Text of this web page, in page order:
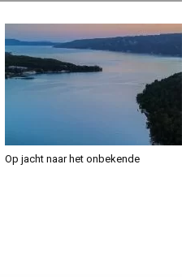
Op jacht naar het onbekende